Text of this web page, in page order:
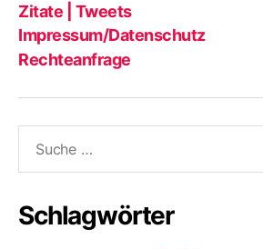
Zitate | Tweets
Impressum/Datenschutz
Rechteanfrage
nach:
Schlagwörter